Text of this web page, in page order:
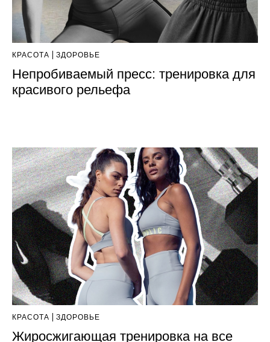
КРАСОТА ЗДОРОВЬЕ
Непробиваемый пресс: тренировка для
красивого рельефа
КРАСОТА ЗДОРОВЬЕ
Жиросжигающая тренировка на все